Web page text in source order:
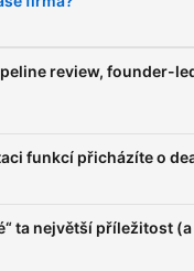
sales
a
na cestě k
review, founder-
funkcí přicházíte o
ta největší příležitost (a